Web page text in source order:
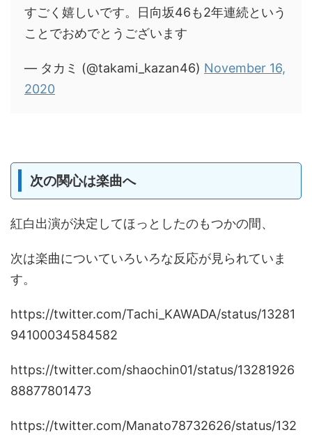
すごく嬉しいです。日向坂46も2年連続という
ことでおめでとうございます
— タカミ (@takami_kazan46) November 16,
2020
次の関心は楽曲へ
紅白出演が決定してほっとしたのもつかの間、
次は楽曲についていろいろな反応が見られていま
す。
https://twitter.com/Tachi_KAWADA/status/13281
94100034584582
https://twitter.com/shaochin01/status/13281926
88877801473
https://twitter.com/Manato78732626/status/132